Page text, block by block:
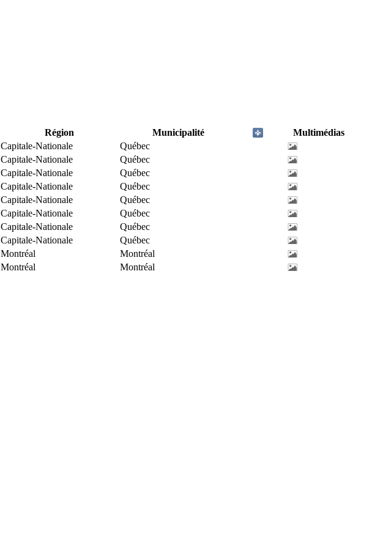
Région Municipalité
Multimédias
Capitale-Nationale
Québec
Capitale-Nationale
Québec
Capitale-Nationale
Québec
Capitale-Nationale
Québec
Capitale-Nationale
Québec
Capitale-Nationale
Québec
Capitale-Nationale
Québec
Capitale-Nationale
Québec
Montréal
Montréal
Montréal Montréal